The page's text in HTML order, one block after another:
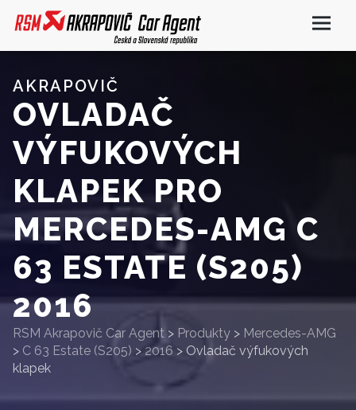
AKRAPOVIČ
OVLADAČ
VÝFUKOVÝCH
KLAPEK PRO
MERCEDES-AMG C
63 ESTATE (S205)
2016
RSM Akrapovič Car Agent > Produkty > Mercedes-AMG
> C 63 Estate (S205) > 2016 > Ovladač výfukových
klapek